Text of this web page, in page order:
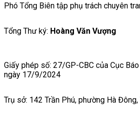
Phó Tổng Biên tập phụ trách chuyên
Tổng Thư ký: Hoàng Văn Vượng
Giấy phép số: 27/GP-CBC của Cục
ngày 17/9/2024
Trụ sở: 142 Trần Phú, phường Hà